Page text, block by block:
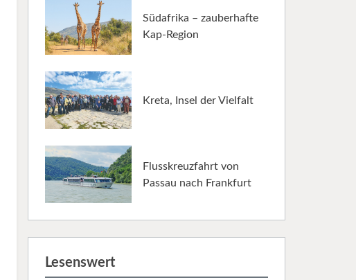
Südafrika – zauberhafte
Kap-Region
Kreta, Insel der Vielfalt
Flusskreuzfahrt von
Passau nach Frankfurt
Lesenswert